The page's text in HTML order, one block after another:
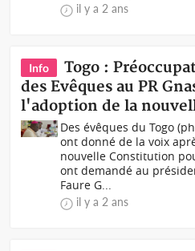
il y a 2 ans
Info
Togo :
des Evêques au PR
l'adoption de la
Des évêques du Togo
ont donné de la voix
nouvelle Constitution
ont demandé au
Faure G...
il y a 2 ans